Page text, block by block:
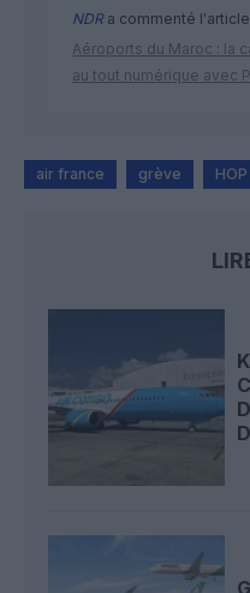
NDRa commenté l'article
Aéroports du Maroc : la
au tout numérique avec
air france grève HOP